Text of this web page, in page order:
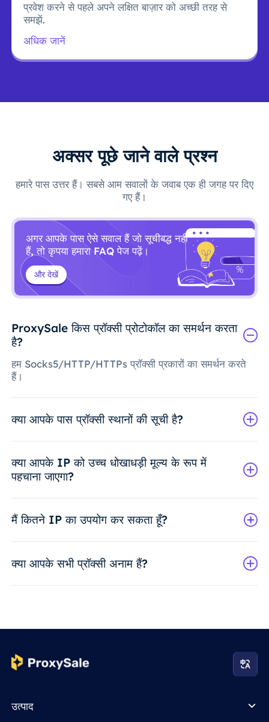
प्रवेश करने से पहले अपने लक्षित बाज़ार को अच्छी तरह से
समझें.
अधिक जानें
अक्सर पूछे जाने वाले प्रश्न
हमारे पास उत्तर हैं। सबसे आम सवालों के जवाब एक ही जगह पर दिए
गए हैं।
अगर आपके पास ऐसे सवाल हैं जो सूचीबद्ध नहीं
हैं, तो कृपया हमारा FAQ पेज पढ़ें।
और देखें
ProxySale किस प्रॉक्सी प्रोटोकॉल का समर्थन करता
है?
हम Socks5/HTTP/HTTPs प्रॉक्सी प्रकारों का समर्थन करते
हैं।
क्या आपके पास प्रॉक्सी स्थानों की सूची है?
क्या आपके IP को उच्च धोखाधड़ी मूल्य के रूप में
पहचाना जाएगा?
मैं कितने IP का उपयोग कर सकता हूँ?
क्या आपके सभी प्रॉक्सी अनाम हैं?
उत्पाद